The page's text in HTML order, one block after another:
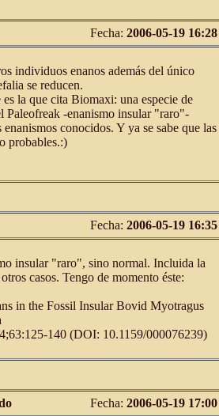
Fecha: 2006-05-19 16:28
individuos enanos además del único
se reducen.
la que cita Biomaxi: una especie de
Paleofreak -enanismo insular "raro"-
conocidos. Y ya se sabe que las
probables.:)
Fecha: 2006-05-19 16:35
insular "raro", sino normal. Incluida la
casos. Tengo de momento éste:
in the Fossil Insular Bovid Myotragus
140 (DOI: 10.1159/000076239)
Fecha: 2006-05-19 17:00